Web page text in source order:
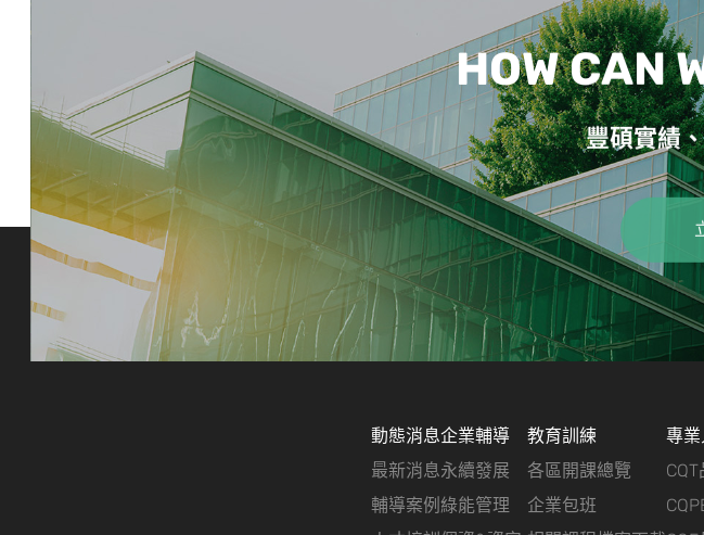
HOW CAN
豐碩實績
動態消息
最新消息
輔導案例
企業輔導
永續發展
綠能管理
教育訓練
各區開課總覽
企業包班
專